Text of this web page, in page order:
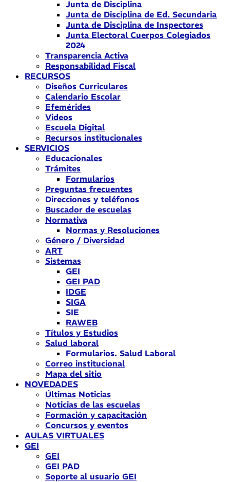
Junta de Disciplina
Junta de Disciplina de Ed. Secundaria
Junta de Disciplina de Inspectores
Junta Electoral Cuerpos Colegiados
2024
Transparencia Activa
Responsabilidad Fiscal
RECURSOS
Diseños Curriculares
Calendario Escolar
Efemérides
Videos
Escuela Digital
Recursos institucionales
SERVICIOS
Educacionales
Trámites
Formularios
Preguntas frecuentes
Direcciones y teléfonos
Buscador de escuelas
Normativa
Normas y Resoluciones
Género / Diversidad
ART
Sistemas
GEI
GEI PAD
IDGE
SIGA
SIE
RAWEB
Títulos y Estudios
Salud laboral
Formularios. Salud Laboral
Correo institucional
Mapa del sitio
NOVEDADES
Últimas Noticias
Noticias de las escuelas
Formación y capacitación
Concursos y eventos
AULAS VIRTUALES
GEI
GEI
GEI PAD
Soporte al usuario GEI